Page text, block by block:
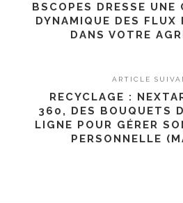
BSCOPES DRESSE UNE
DYNAMIQUE DES FLUX
DANS VOTRE
ARTICLE
RECYCLAGE :
360, DES BOUQUETS
LIGNE POUR GÉRER
PERSONNELLE